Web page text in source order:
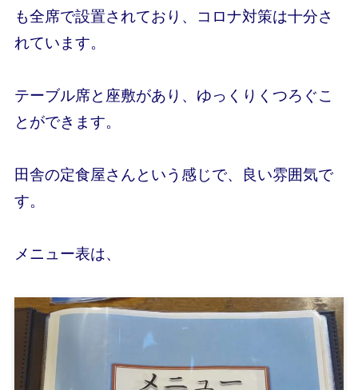
も全席で設置されており、コロナ対策は十分さ
れています。
テーブル席と座敷があり、ゆっくりくつろぐこ
とができます。
田舎の定食屋さんという感じで、良い雰囲気で
す。
メニュー表は、